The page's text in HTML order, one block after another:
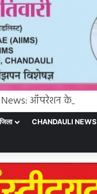
CHANDAULI NEWS